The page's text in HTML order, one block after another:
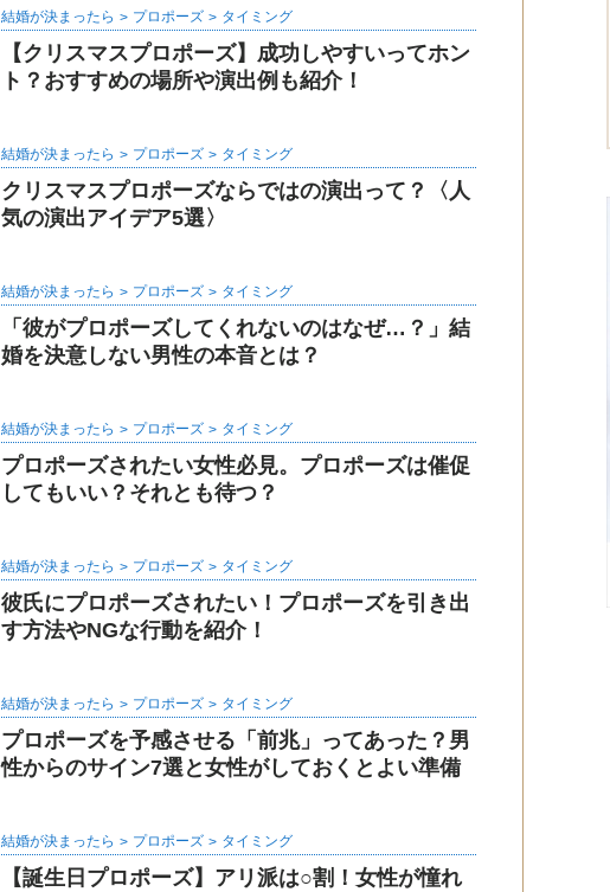
結婚が決まったら プロポーズ タイミング
【クリスマスプロポーズ】成功しやすいってホン
ト？おすすめの場所や演出例も紹介！
結婚が決まったら プロポーズ タイミング
クリスマスプロポーズならではの演出って？〈人
気の演出アイデア5選〉
結婚が決まったら プロポーズ タイミング
「彼がプロポーズしてくれないのはなぜ…？」結
婚を決意しない男性の本音とは？
結婚が決まったら プロポーズ タイミング
プロポーズされたい女性必見。プロポーズは催促
してもいい？それとも待つ？
結婚が決まったら プロポーズ タイミング
彼氏にプロポーズされたい！プロポーズを引き出
す方法やNGな行動を紹介！
結婚が決まったら プロポーズ タイミング
プロポーズを予感させる「前兆」ってあった？男
性からのサイン7選と女性がしておくとよい準備
結婚が決まったら プロポーズ タイミング
【誕生日プロポーズ】アリ派は○割！女性が憧れ